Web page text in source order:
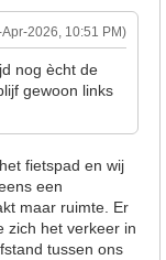
2026, 10:51 PM)
nog ècht de
gewoon links
fietspad en wij
een
maar ruimte. Er
zich het verkeer in
tussen ons